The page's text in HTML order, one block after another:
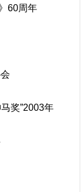
60周年
奖”2003年